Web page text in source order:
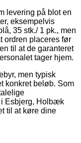
levering på blot en
eksempelvis
35 stk./ 1 pk., men
ordren placeres før
til at de garanteret
tager hjem.
men typisk
konkret beløb. Som
i Esbjerg, Holbæk
til at køre dine